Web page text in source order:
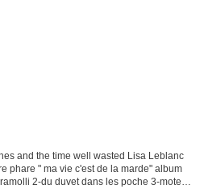
and the time well wasted Lisa Leblanc
phare " ma vie c'est de la marde" album
2-du duvet dans les poche 3-motel